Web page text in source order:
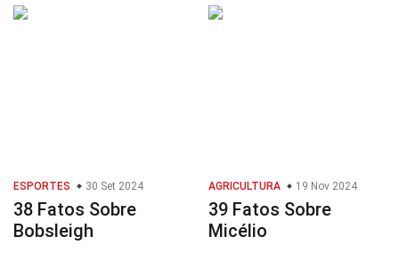
ESPORTES 30 Set 2024
38 Fatos Sobre
Bobsleigh
AGRICULTURA 19 Nov 2024
39 Fatos Sobre
Micélio